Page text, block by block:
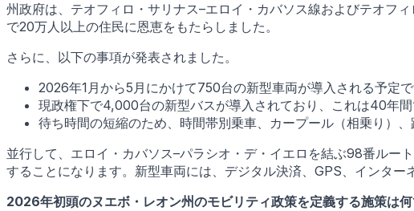
州政府は、テオフィロ・サリナス–エロイ・カバソス線およびテオフ
で20万人以上の住民に恩恵をもたらしました。
さらに、以下の事項が発表されました。
2026年1月から5月にかけて750台の新型車両が導入される予定で
現政権下で4,000台の新型バスが導入されており、これは40年間
待ち時間の短縮のため、時間帯別乗車、カープール（相乗り）
並行して、エロイ・カバソス–パラシオ・デ・イエロを結ぶ98番ル
することになります。新型車両には、デジタル決済、GPS、インター
2026年初頭のヌエボ・レオン州のモビリティ政策を定義する施策は